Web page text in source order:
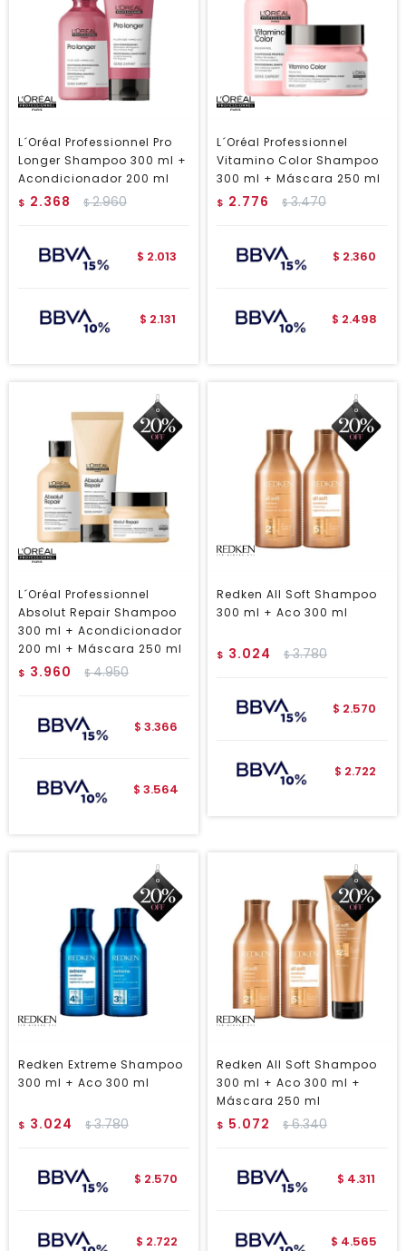
L´Oréal Professionnel Pro
Longer Shampoo 300 ml +
Acondicionador 200 ml
$ 2.368 $2.960
$ 2.013
$ 2.131
L´Oréal Professionnel
Vitamino Color Shampoo
300 ml + Máscara 250 ml
$ 2.776 $3.470
$ 2.360
$ 2.498
L´Oréal Professionnel
Absolut Repair Shampoo
300 ml + Acondicionador
200 ml + Máscara 250 ml
$ 3.960 $4.950
$ 3.366
$ 3.564
Redken All Soft Shampoo
300 ml + Aco 300 ml
$ 3.024 $3.780
$ 2.570
$ 2.722
Redken Extreme Shampoo
300 ml + Aco 300 ml
$ 3.024 $3.780
$ 2.570
$ 2.722
Redken All Soft Shampoo
300 ml + Aco 300 ml +
Máscara 250 ml
$ 5.072 $6.340
$ 4.311
$ 4.565